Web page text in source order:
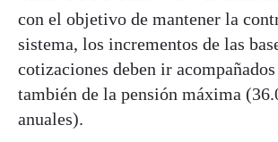
con el objetivo de mantener la
sistema, los incrementos de las
cotizaciones deben ir acompañados
también de la pensión máxima
anuales).